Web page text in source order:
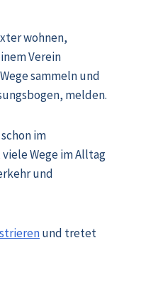
wohnen,
Verein
sammeln und
melden.
im
Wege im Alltag
und
und tretet